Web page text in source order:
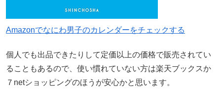
Amazonでなにわ男子のカレンダーをチェックする
個人でも出品できたりして定価以上の価格で販売されてい
ることもあるので、使い慣れていない方は楽天ブックスか
７netショッピングのほうが安心かと思います。